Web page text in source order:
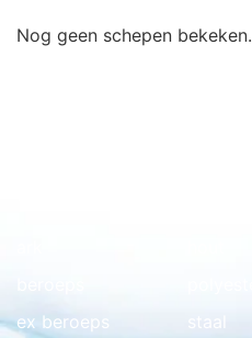
Nog geen schepen bekeken.
ex beroeps